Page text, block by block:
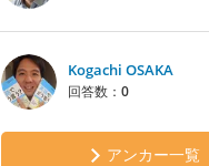
Kogachi OSAKA
回答数： 0
アンカー一覧